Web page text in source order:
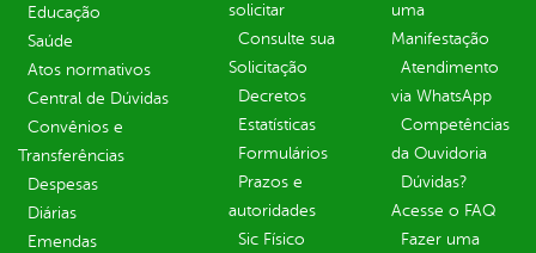
Educação
Saúde
Atos normativos
Central de Dúvidas
Convênios e
Transferências
Despesas
Diárias
Emendas
solicitar
Consulte sua
Solicitação
Decretos
Estatísticas
Formulários
Prazos e
autoridades
Sic Físico
uma
Manifestação
Atendimento
via WhatsApp
Competências
da Ouvidoria
Dúvidas?
Acesse o FAQ
Fazer uma